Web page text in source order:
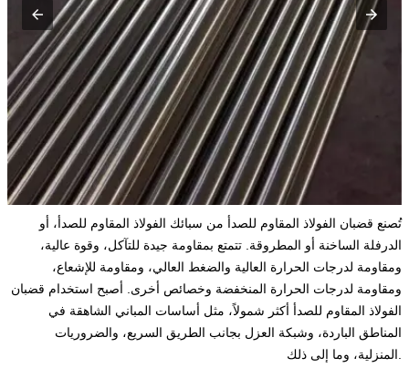
تُصنع قضبان الفولاذ المقاوم للصدأ من سبائك الفولاذ المقاوم للصدأ، أو
الدرفلة الساخنة أو المطروقة. تتمتع بمقاومة جيدة للتآكل، وقوة عالية،
ومقاومة لدرجات الحرارة العالية والضغط العالي، ومقاومة للإشعاع،
ومقاومة لدرجات الحرارة المنخفضة وخصائص أخرى. أصبح استخدام قضبان
الفولاذ المقاوم للصدأ أكثر شمولاً، مثل أساسات المباني الشاهقة في
المناطق الباردة، وشبكة العزل بجانب الطريق السريع، والضروريات
المنزلية، وما إلى ذلك.